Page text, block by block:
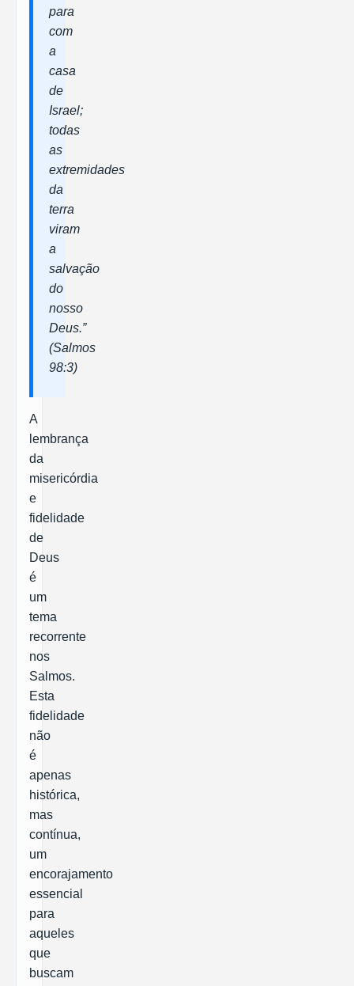
para
com
a
casa
de
Israel;
todas
as
extremidades
da
terra
viram
a
salvação
do
nosso
Deus.”
(Salmos
98:3)
A
lembrança
da
misericórdia
e
fidelidade
de
Deus
é
um
tema
recorrente
nos
Salmos.
Esta
fidelidade
não
é
apenas
histórica,
mas
contínua,
um
encorajamento
essencial
para
aqueles
que
buscam